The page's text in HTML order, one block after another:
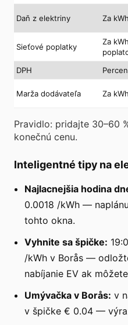
Daň z elektriny Za kWh
Sieťové poplatky
Za
DPH
Marža dodávateľa Za kWh
Pravidlo: pridajte 30–60
konečnú cenu.
Inteligentné tipy na
Najlacnejšia hodina
0.0018 /kWh —
tohto okna.
Vyhnite sa špičke:
/kWh v Borås —
nabíjanie EV ak
Umývačka v Borås: v
v špičke € 0.04 —